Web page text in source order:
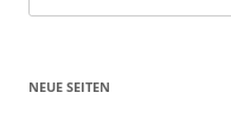
nach:
NEUE SEITEN